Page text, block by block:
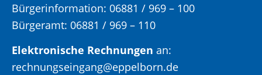
Bürgerinformation: 06881 / 969 – 100
Bürgeramt: 06881 / 969 – 110
Elektronische Rechnungen an:
rechnungseingang@eppelborn.de